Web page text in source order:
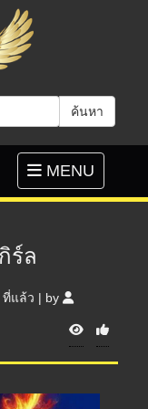
ค้นหา
Toggle
navigation
MENU
ร์ล
ที่แล้ว | by
V
i
e